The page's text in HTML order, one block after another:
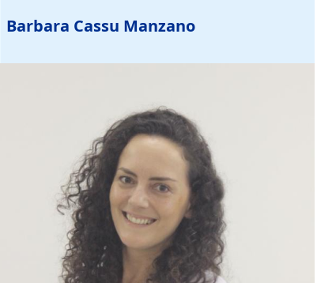
Barbara Cassu Manzano